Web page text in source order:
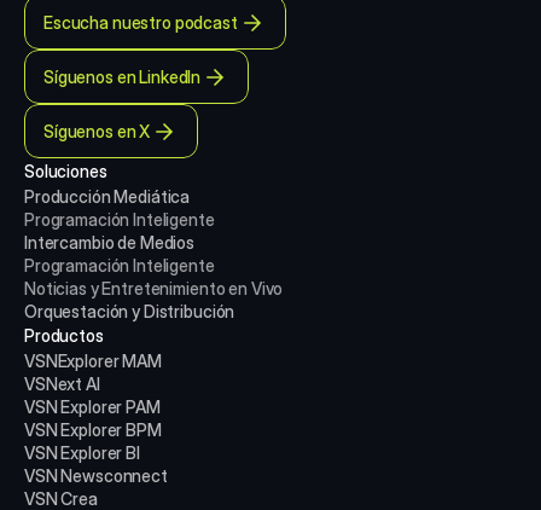
Escucha nuestro podcast
Síguenos en LinkedIn
Síguenos en X
Soluciones
Producción Mediática
Programación Inteligente
Intercambio de Medios
Programación Inteligente
Noticias y Entretenimiento en Vivo
Orquestación y Distribución
Productos
VSNExplorer MAM
VSNext AI
VSN Explorer PAM
VSN Explorer BPM
VSN Explorer BI
VSN Newsconnect
VSN Crea